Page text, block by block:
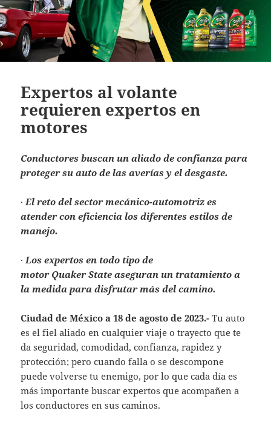
Expertos al volante
requieren expertos en
motores
Conductores buscan un aliado de confianza para
proteger su auto de las averías y el desgaste.
· El reto del sector mecánico-automotriz es
atender con eficiencia los diferentes estilos de
manejo.
· Los expertos en todo tipo de
motor Quaker State aseguran un tratamiento a
la medida para disfrutar más del camino.
Ciudad de México a 18 de agosto de 2023.- Tu auto
es el fiel aliado en cualquier viaje o trayecto que te
da seguridad, comodidad, confianza, rapidez y
protección; pero cuando falla o se descompone
puede volverse tu enemigo, por lo que cada día es
más importante buscar expertos que acompañen a
los conductores en sus caminos.